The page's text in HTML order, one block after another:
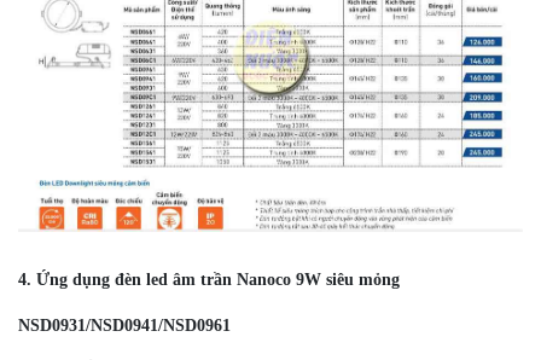
4. Ứng dụng đèn led âm trần Nanoco 9W siêu mỏng
NSD0931/NSD0941/NSD0961